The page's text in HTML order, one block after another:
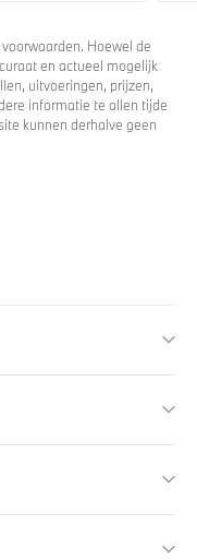
Hoewel de
en actueel mogelijk
uitvoeringen, prijzen,
informatie te allen tijde
kunnen derhalve geen